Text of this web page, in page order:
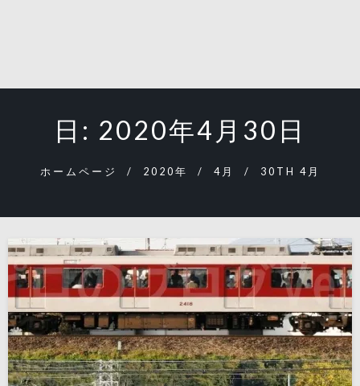
日: 2020年4月30日
ホームページ 2020年 4月 30TH 4月